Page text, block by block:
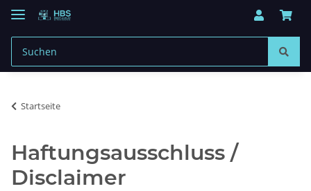
Startseite
Haftungsausschluss /
Disclaimer